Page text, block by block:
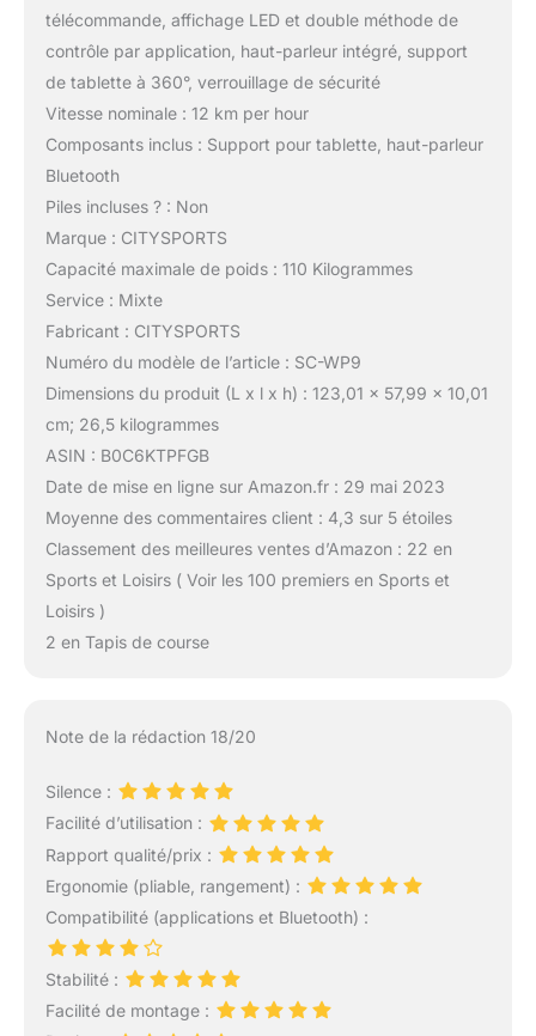
télécommande, affichage LED et double méthode de
contrôle par application, haut-parleur intégré, support
de tablette à 360°, verrouillage de sécurité
Vitesse nominale : 12 km per hour
Composants inclus : Support pour tablette, haut-parleur
Bluetooth
Piles incluses ? : Non
Marque : CITYSPORTS
Capacité maximale de poids : 110 Kilogrammes
Service : Mixte
Fabricant : CITYSPORTS
Numéro du modèle de l’article : SC-WP9
Dimensions du produit (L x l x h) : 123,01 x 57,99 x 10,01
cm; 26,5 kilogrammes
ASIN : B0C6KTPFGB
Date de mise en ligne sur Amazon.fr : 29 mai 2023
Moyenne des commentaires client : 4,3 sur 5 étoiles
Classement des meilleures ventes d’Amazon : 22 en
Sports et Loisirs ( Voir les 100 premiers en Sports et
Loisirs )
2 en Tapis de course
Note de la rédaction 18/20
Silence :
Facilité d’utilisation :
Rapport qualité/prix :
Ergonomie (pliable, rangement) :
Compatibilité (applications et Bluetooth) :
Stabilité :
Facilité de montage :